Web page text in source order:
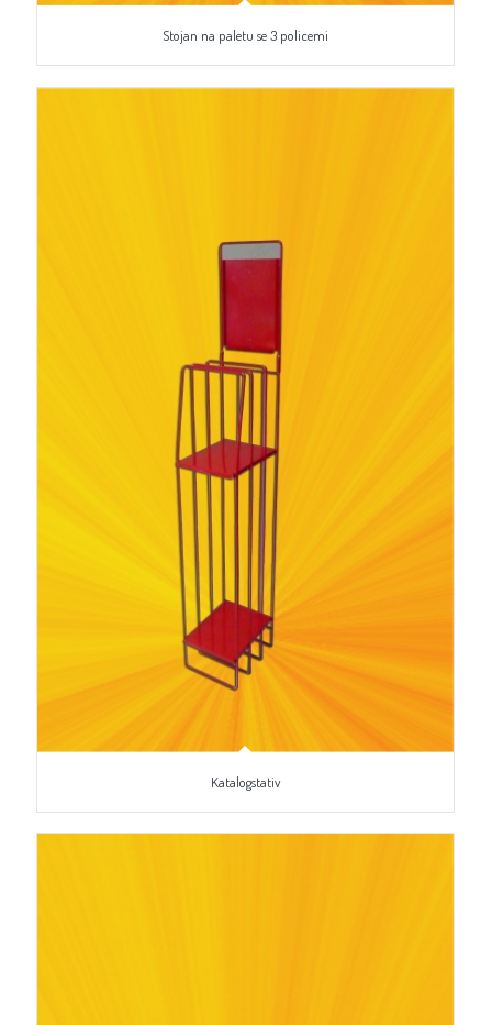
Stojan na paletu se 3 policemi
Katalogstativ